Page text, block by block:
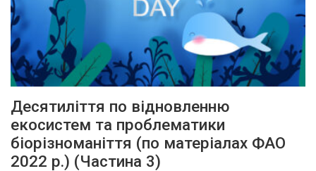
Десятиліття по відновленню
екосистем та проблематики
біорізноманіття (по матеріалах ФАО
2022 р.) (Частина 3)